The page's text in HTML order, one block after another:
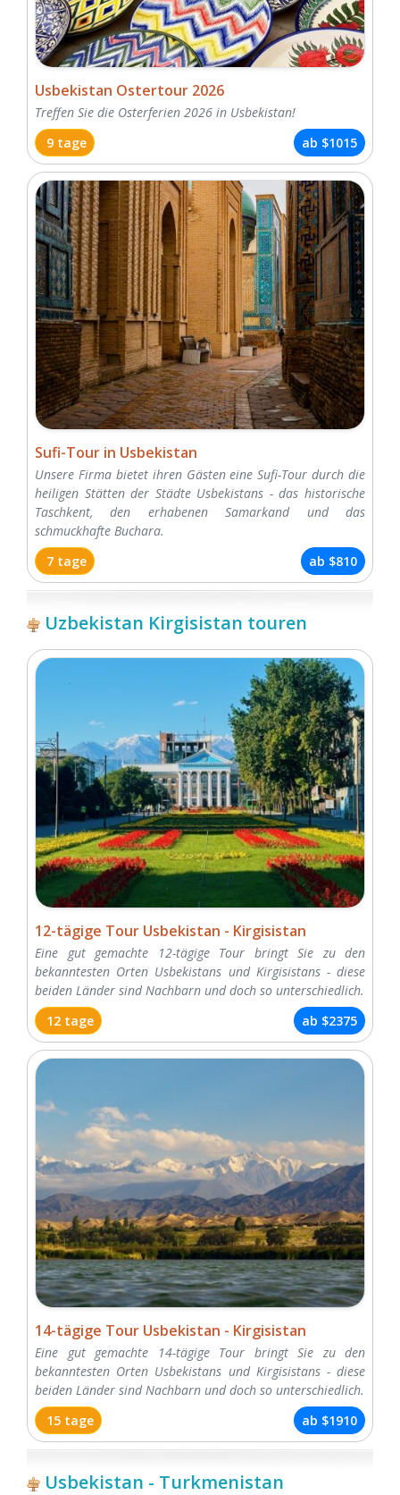
Usbekistan Ostertour 2026
Treffen Sie die Osterferien 2026 in Usbekistan!
9 tage
ab $1015
Sufi-Tour in Usbekistan
Unsere Firma bietet ihren Gästen eine Sufi-Tour durch die
heiligen Stätten der Städte Usbekistans - das historische
Taschkent, den erhabenen Samarkand und das
schmuckhafte Buchara.
7 tage
ab $810
Uzbekistan Kirgisistan touren
12-tägige Tour Usbekistan - Kirgisistan
Eine gut gemachte 12-tägige Tour bringt Sie zu den
bekanntesten Orten Usbekistans und Kirgisistans - diese
beiden Länder sind Nachbarn und doch so unterschiedlich.
12 tage
ab $2375
14-tägige Tour Usbekistan - Kirgisistan
Eine gut gemachte 14-tägige Tour bringt Sie zu den
bekanntesten Orten Usbekistans und Kirgisistans - diese
beiden Länder sind Nachbarn und doch so unterschiedlich.
15 tage
ab $1910
Usbekistan - Turkmenistan